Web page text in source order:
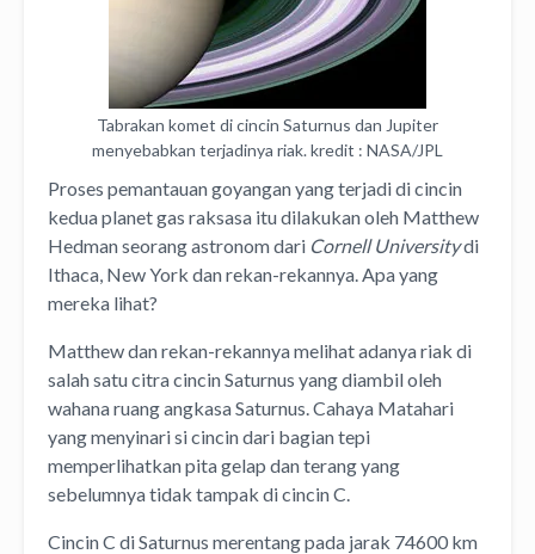
Tabrakan komet di cincin Saturnus dan Jupiter
menyebabkan terjadinya riak. kredit : NASA/JPL
Proses pemantauan goyangan yang terjadi di cincin
kedua planet gas raksasa itu dilakukan oleh Matthew
Hedman seorang astronom dari Cornell Universitydi
Ithaca, New York dan rekan-rekannya. Apa yang
mereka lihat?
Matthew dan rekan-rekannya melihat adanya riak di
salah satu citra cincin Saturnus yang diambil oleh
wahana ruang angkasa Saturnus. Cahaya Matahari
yang menyinari si cincin dari bagian tepi
memperlihatkan pita gelap dan terang yang
sebelumnya tidak tampak di cincin C.
Cincin C di Saturnus merentang pada jarak 74600 km